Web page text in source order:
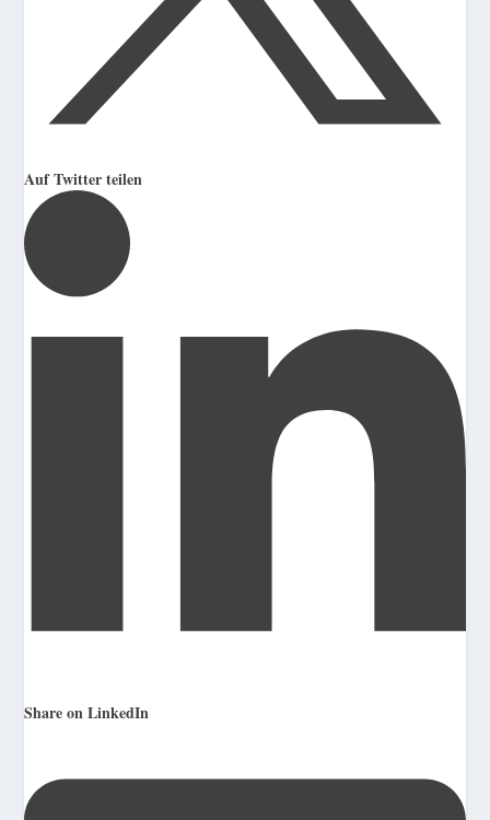
Auf Twitter teilen
Share on LinkedIn